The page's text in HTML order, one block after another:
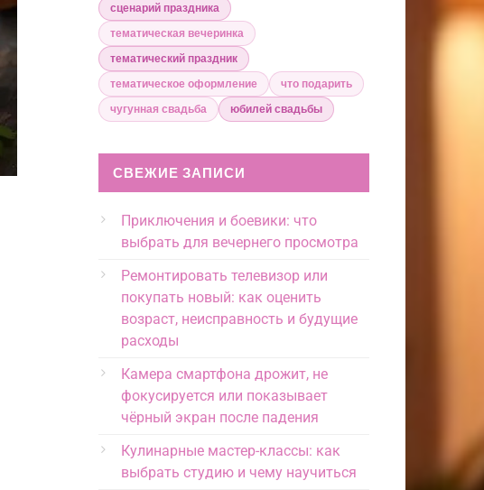
сценарий праздника
тематическая вечеринка
тематический праздник
тематическое оформление
что подарить
чугунная свадьба
юбилей свадьбы
СВЕЖИЕ ЗАПИСИ
Приключения и боевики: что
выбрать для вечернего просмотра
Ремонтировать телевизор или
покупать новый: как оценить
возраст, неисправность и будущие
расходы
Камера смартфона дрожит, не
фокусируется или показывает
чёрный экран после падения
Кулинарные мастер-классы: как
выбрать студию и чему научиться